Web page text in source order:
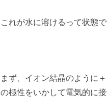
これが水に溶けるって状態で
まず、イオン結晶のように
の極性をいかして電気的に接